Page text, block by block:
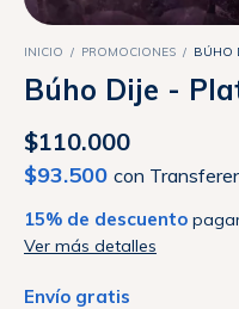
INICIO / PROMOCIONES / BÚHO
Búho Dije -
$110.000
$93.500 con
15% de descuento
Ver más detalles
Envío gratis